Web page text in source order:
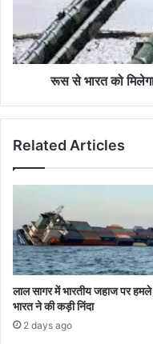
मिसाइल
डिफेन्स
रूस से भारत को
Related Articles
लाल सागर में भारतीय जहाज पर
भारत ने की कड़ी निंदा
2 days ago